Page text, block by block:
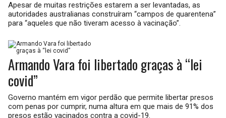
Apesar de muitas restrições estarem a ser levantadas, as
autoridades australianas construíram “campos de quarentena”
para “aqueles que não tiveram acesso à vacinação”.
Armando Vara foi libertado graças à “lei
covid”
Governo mantém em vigor perdão que permite libertar presos
com penas por cumprir, numa altura em que mais de 91% dos
presos estão vacinados contra a covid-19.